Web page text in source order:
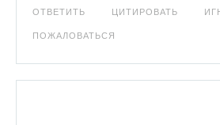
ОТВЕТИТЬ ЦИТИРОВАТЬ
ПОЖАЛОВАТЬСЯ